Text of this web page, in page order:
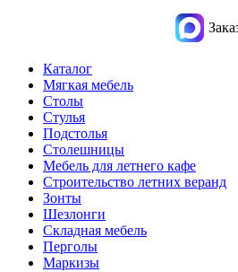
Каталог
Мягкая мебель
Столы
Стулья
Подстолья
Столешницы
Мебель для летнего кафе
Строительство летних веранд
Зонты
Шезлонги
Складная мебель
Перголы
Маркизы